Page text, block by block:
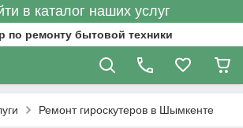
в каталог наших услуг
по ремонту бытовой техники
Ремонт гироскутеров в Шымкенте